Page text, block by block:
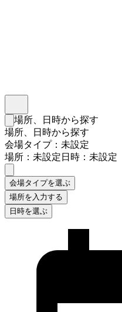
検索フォームを閉じる
場所、日時から探す
場所、日時から探す
会場タイプ：未設定
場所：未設定日時：未設定
会場タイプを選ぶ
場所を入力する
日時を選ぶ